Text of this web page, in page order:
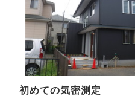
初めての気密測定